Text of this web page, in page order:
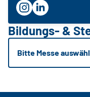
Bildungs- &
Bitte Messe